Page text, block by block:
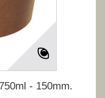
- 150mm.